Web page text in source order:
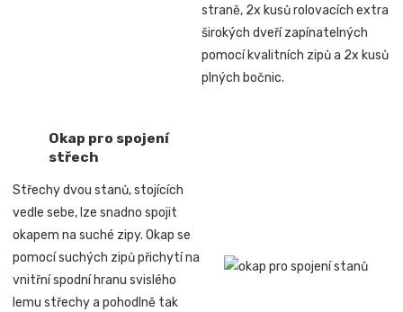
straně, 2x kusů rolovacích extra
širokých dveří zapínatelných
pomocí kvalitních zipů a 2x kusů
plných bočnic.
Okap pro spojení
střech
Střechy dvou stanů, stojících
vedle sebe, lze snadno spojit
okapem na suché zipy. Okap se
pomocí suchých zipů přichytí na
vnitřní spodní hranu svislého
lemu střechy a pohodlně tak